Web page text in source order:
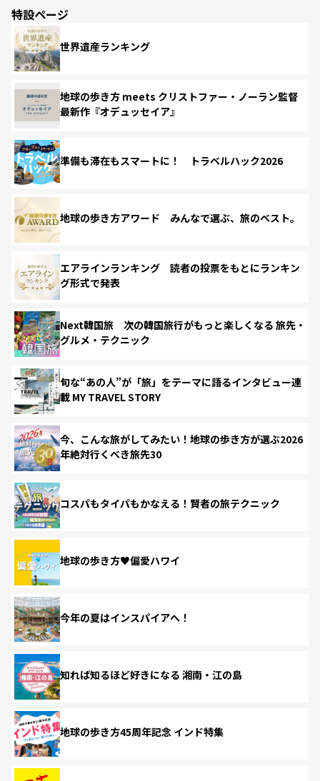
特設ページ
世界遺産ランキング
地球の歩き方 meets クリストファー・ノーラン監督
最新作『オデュッセイア』
準備も滞在もスマートに！ トラベルハック2026
地球の歩き方アワード みんなで選ぶ、旅のベスト。
エアラインランキング 読者の投票をもとにランキン
グ形式で発表
Next韓国旅 次の韓国旅行がもっと楽しくなる 旅先・
グルメ・テクニック
旬な“あの人”が「旅」をテーマに語るインタビュー連
載 MY TRAVEL STORY
今、こんな旅がしてみたい！地球の歩き方が選ぶ2026
年絶対行くべき旅先30
コスパもタイパもかなえる！賢者の旅テクニック
地球の歩き方♥偏愛ハワイ
今年の夏はインスパイアへ！
知れば知るほど好きになる 湘南・江の島
地球の歩き方45周年記念 インド特集